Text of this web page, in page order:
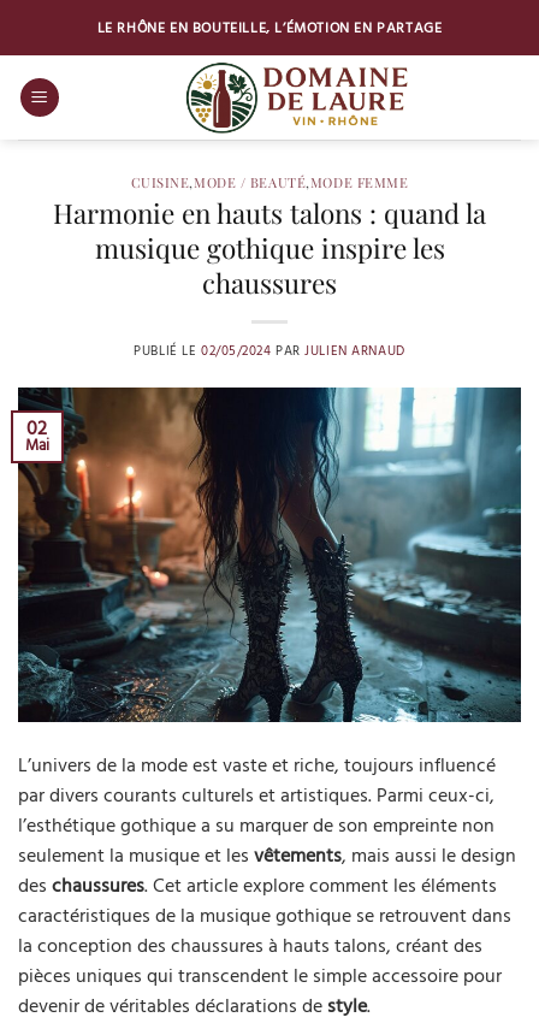
contenu
LE RHÔNE EN BOUTEILLE, L’ÉMOTION EN PARTAGE
CUISINE,MODE / BEAUTÉ,MODE FEMME
Harmonie en hauts talons : quand la
musique gothique inspire les
chaussures
PUBLIÉ LE 02/05/2024 PARJULIEN ARNAUD
02
Mai
L’univers de la mode est vaste et riche, toujours influencé
par divers courants culturels et artistiques. Parmi ceux-ci,
l’esthétique gothique a su marquer de son empreinte non
seulement la musique et les vêtements, mais aussi le design
des chaussures. Cet article explore comment les éléments
caractéristiques de la musique gothique se retrouvent dans
la conception des chaussures à hauts talons, créant des
pièces uniques qui transcendent le simple accessoire pour
devenir de véritables déclarations de style.